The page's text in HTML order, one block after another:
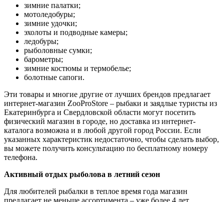
зимние палатки;
мотоледобуры;
зимние удочки;
эхолоты и подводные камеры;
ледобуры;
рыболовные сумки;
барометры;
зимние костюмы и термобелье;
болотные сапоги.
Эти товары и многие другие от лучших брендов предлагает
интернет-магазин ZooProStore – рыбаки и заядлые туристы из
Екатеринбурга и Свердловской области могут посетить
физический магазин в городе, но доставка из интернет-
каталога возможна и в любой другой город России. Если
указанных характеристик недостаточно, чтобы сделать выбор,
вы можете получить консультацию по бесплатному номеру
телефона.
Активный отдых рыболова в летний сезон
Для любителей рыбалки в теплое время года магазин
предлагает не меньше ассортимента – уже более 4 лет